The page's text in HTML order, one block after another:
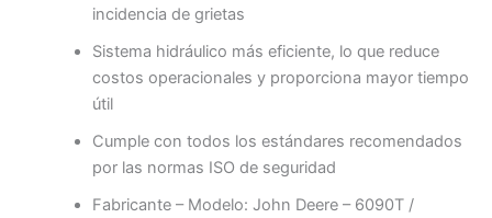
incidencia de grietas
Sistema hidráulico más eficiente, lo que reduce
costos operacionales y proporciona mayor tiempo
útil
Cumple con todos los estándares recomendados
por las normas ISO de seguridad
Fabricante – Modelo: John Deere – 6090T /